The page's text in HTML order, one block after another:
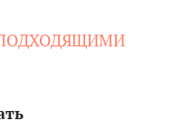
ПОДХОДЯЩИМИ